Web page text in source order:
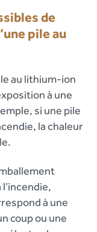
de
pile au
au lithium-ion
à une
si une pile
la chaleur
à une
coup ou une